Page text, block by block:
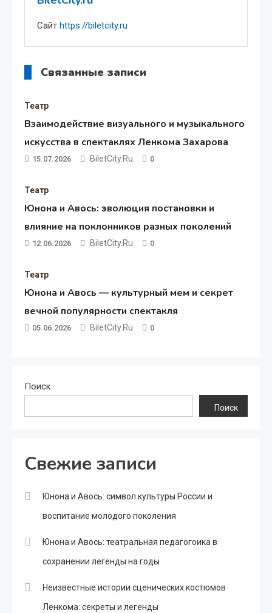
Сайт https://biletcity.ru
Связанные записи
Театр
Взаимодействие визуального и музыкального
искусства в спектаклях Ленкома Захарова
15.07.2026 BiletCity.ru 0
Театр
Юнона и Авось: эволюция постановки и
влияние на поклонников разных поколений
12.06.2026 BiletCity.ru 0
Театр
Юнона и Авось — культурный мем и секрет
вечной популярности спектакля
05.06.2026 BiletCity.ru 0
Поиск
Поиск
Свежие записи
Юнона и Авось: символ культуры России и
воспитание молодого поколения
Юнона и Авось: театральная педагогоика в
сохранении легенды на годы
Неизвестные истории сценических костюмов
Ленкома: секреты и легенды